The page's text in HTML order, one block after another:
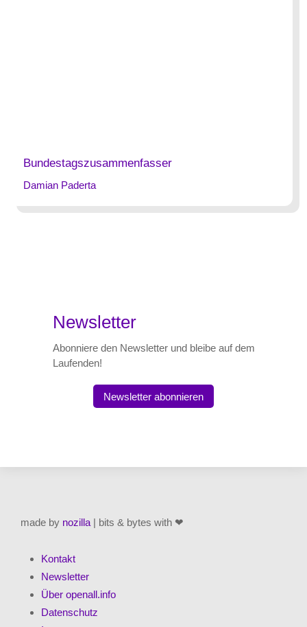
Bundestagszusammenfasser
Damian Paderta
Newsletter
Abonniere den Newsletter und bleibe auf dem
Laufenden!
Newsletter abonnieren
made by nozilla | bits & bytes with ❤
Kontakt
Newsletter
Über openall.info
Datenschutz